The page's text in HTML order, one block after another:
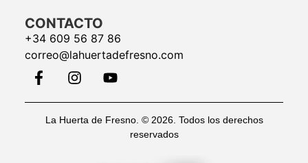
CONTACTO
+34 609 56 87 86
correo@lahuertadefresno.com
La Huerta de Fresno. © 2026. Todos los derechos
reservados